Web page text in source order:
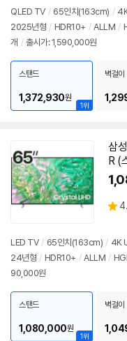
견
점
QLED TV / 65인치(163cm) /
2025년형 / HDR10+ / ALLM /
개 / 출시가: 1,590,000원
1위
스탠드
1,372,930원
벽걸이
삼
R (
별
LED TV / 65인치(163cm) / 4K
24년형 / HDR10+ / ALLM /
90,000원
1위
스탠드
1,080,000원
벽걸이